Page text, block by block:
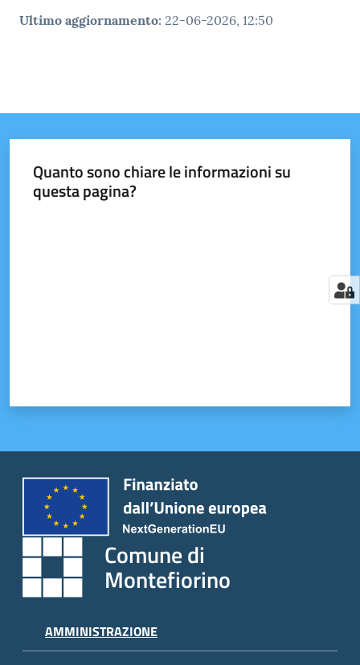
Ultimo aggiornamento: 22-06-2026, 12:50
Quanto sono chiare le informazioni su
questa pagina?
Comune di
Montefiorino
AMMINISTRAZIONE